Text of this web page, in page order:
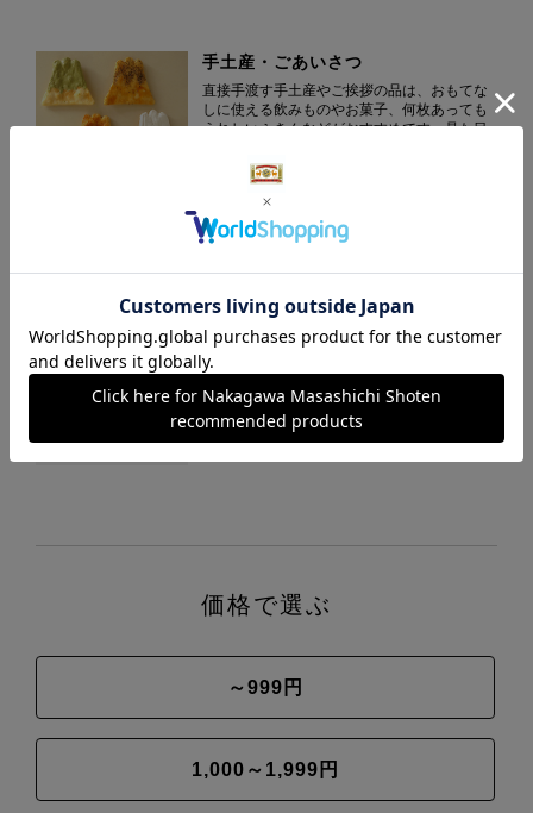
手土産・ごあいさつ
直接手渡す手土産やご挨拶の品は、おもてな
しに使える飲みものやお菓子、何枚あっても
うれしいふきんなどがおすすめです。見た目
ました。
ふきんの贈りもの
ちょっとした手みやげから、内祝いや御中
法事・香典返し
不祝儀を残さないように、との思いから「あ
とに残らないもの」が好まれる法事や香典の
お返し。消耗品のふきんやタオル、お茶やコ
ーヒーなどの消えものを中心に揃えました。
価格で選ぶ
～999円
1,000～1,999円